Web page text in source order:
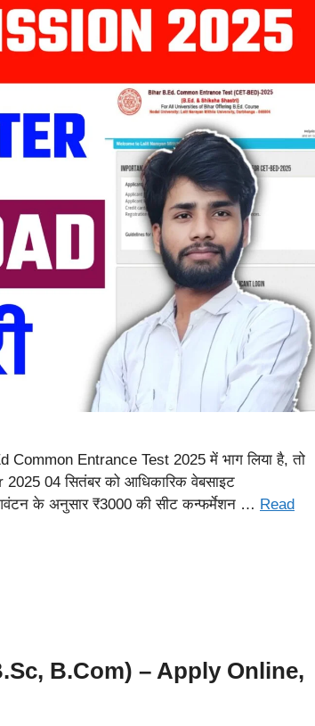
Entrance Test 2025 में भाग लिया है, तो
04 सितंबर को आधिकारिक वेबसाइट
के अनुसार ₹3000 की सीट कन्फर्मेशन … Read
B.Com) – Apply Online,